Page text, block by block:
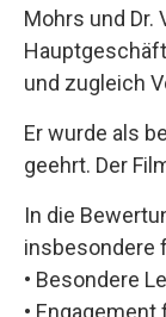
Mohrs und Dr.
und zugleich
Er wurde als
geehrt. Der
In die
insbesondere
• Besondere
•